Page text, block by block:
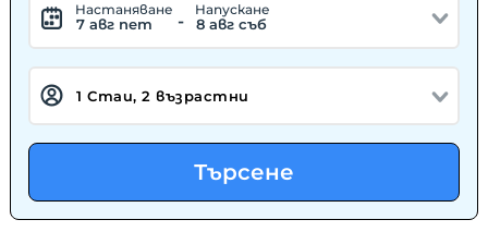
Hастаняване
7 авг пет -
Hапускане
8 авг съб
Търсене